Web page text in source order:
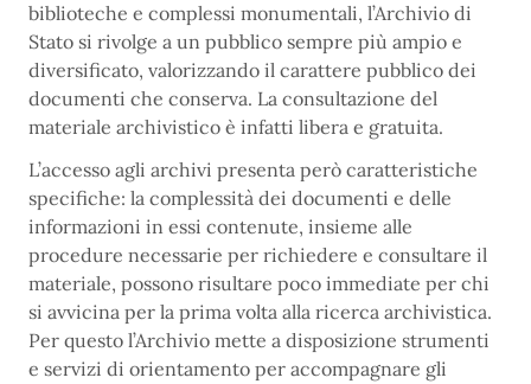
biblioteche e complessi monumentali, l’Archivio di
Stato si rivolge a un pubblico sempre più ampio e
diversificato, valorizzando il carattere pubblico dei
documenti che conserva. La consultazione del
materiale archivistico è infatti libera e gratuita.
L’accesso agli archivi presenta però caratteristiche
specifiche: la complessità dei documenti e delle
informazioni in essi contenute, insieme alle
procedure necessarie per richiedere e consultare il
materiale, possono risultare poco immediate per chi
si avvicina per la prima volta alla ricerca archivistica.
Per questo l’Archivio mette a disposizione strumenti
e servizi di orientamento per accompagnare gli